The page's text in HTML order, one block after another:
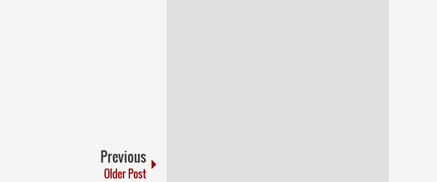
Previous
Older Post